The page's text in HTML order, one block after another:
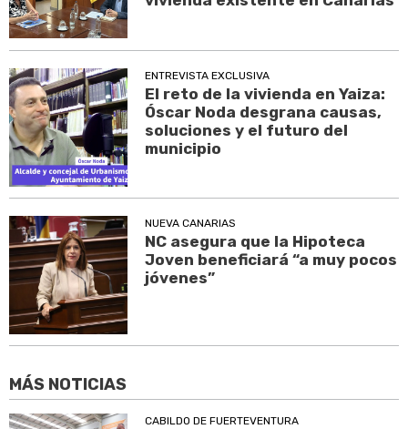
ENTREVISTA EXCLUSIVA
El reto de la vivienda en Yaiza:
Óscar Noda desgrana causas,
soluciones y el futuro del
municipio
NUEVA CANARIAS
NC asegura que la Hipoteca
Joven beneficiará “a muy pocos
jóvenes”
MÁS NOTICIAS
CABILDO DE FUERTEVENTURA